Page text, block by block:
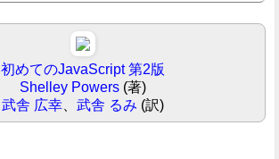
初めてのJavaScript 第2版
Shelley Powers(著)
武舎 広幸、 武舎 るみ (訳)